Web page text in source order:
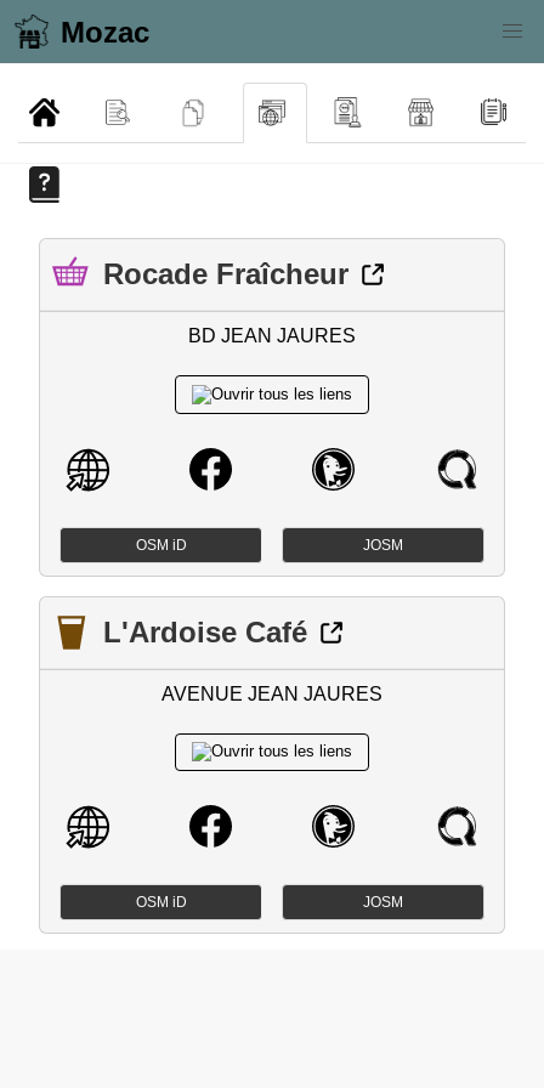
Mozac
Rocade Fraîcheur
BD JEAN JAURES
OSM iD JOSM
L'Ardoise Café
AVENUE JEAN JAURES
OSM iD JOSM